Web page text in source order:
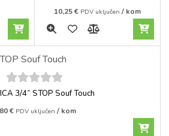
10,25€ PDV uključen / kom
5 out of
3/4˝ STOP Souf Touch
€ PDV uključen / kom